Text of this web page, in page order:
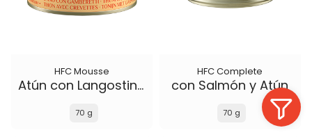
HFC Mousse
Atún con Langostinos
70 g
HFC Complete
con Salmón y Atún
70 g